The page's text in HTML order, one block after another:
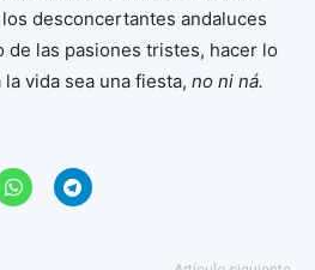
desconcertantes andaluces
de las pasiones tristes, hacer lo
vida sea una fiesta, no ni ná.